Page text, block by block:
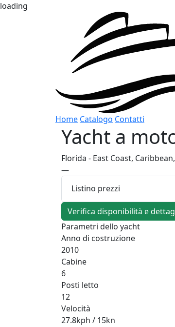
loading
Home Catalogo Contatti
Yacht a
Florida - East Coast,
—
Listino prezzi
Verifica disponibilità e
Parametri dello yacht
Anno di costruzione
2010
Cabine
6
Posti letto
12
Velocità
27.8kph / 15kn